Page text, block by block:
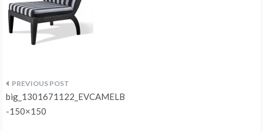
Navegação
de
big_1301671122_EVCAMELB
-150×150